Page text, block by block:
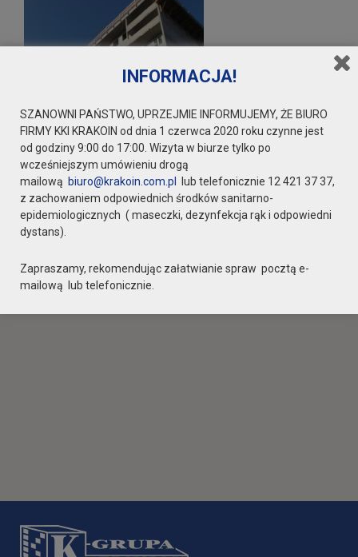
INFORMACJA!
SZANOWNI PAŃSTWO, UPRZEJMIE INFORMUJEMY, ŻE BIURO
FIRMY KKI KRAKOIN od dnia 1 czerwca 2020 roku czynne jest
od godziny 9:00 do 17:00. Wizyta w biurze tylko po
wcześniejszym umówieniu drogą
mailową biuro@krakoin.com.pl lub telefonicznie 12 421 37 37,
z zachowaniem odpowiednich środków sanitarno-
epidemiologicznych ( maseczki, dezynfekcja rąk i odpowiedni
dystans).
Zapraszamy, rekomendując załatwianie spraw pocztą e-
mailową lub telefonicznie.